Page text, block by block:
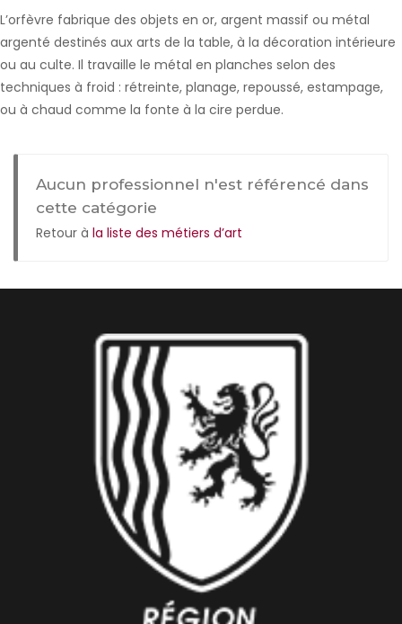
L’orfèvre fabrique des objets en or, argent massif ou métal
argenté destinés aux arts de la table, à la décoration intérieure
ou au culte. Il travaille le métal en planches selon des
techniques à froid : rétreinte, planage, repoussé, estampage,
ou à chaud comme la fonte à la cire perdue.
Aucun professionnel n'est référencé dans
cette catégorie
Retour à la liste des métiers d’art